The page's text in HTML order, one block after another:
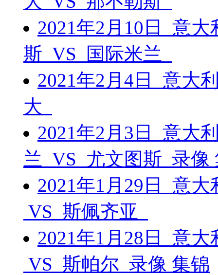
2021年2月10日 意
斯 VS 国际米兰
2021年2月4日 意大
大
2021年2月3日 意大
兰 VS 尤文图斯 录像
2021年1月29日 意
VS 斯佩齐亚
2021年1月28日 意
VS 斯帕尔 录像 集锦